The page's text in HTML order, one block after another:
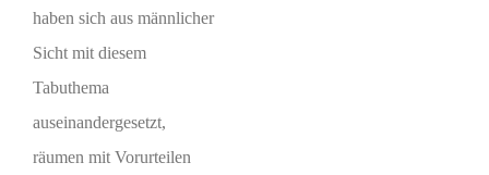
haben sich aus männlicher
Sicht mit diesem
Tabuthema
auseinandergesetzt,
räumen mit Vorurteilen